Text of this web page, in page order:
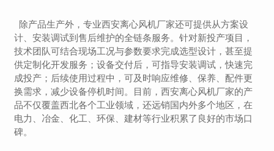
除产品生产外，专业西安离心风机厂家还可提供从方案设
计、安装调试到售后维护的全链条服务。针对新投产项目，
技术团队可结合现场工况与参数要求完成选型设计，甚至提
供定制化开发服务；设备交付后，可指导安装调试，快速完
成投产；后续使用过程中，可及时响应维修、保养、配件更
换需求，减少设备停机时间。目前，西安离心风机厂家的产
品不仅覆盖西北各个工业领域，还远销国内外多个地区，在
电力、冶金、化工、环保、建材等行业积累了良好的市场口
碑。